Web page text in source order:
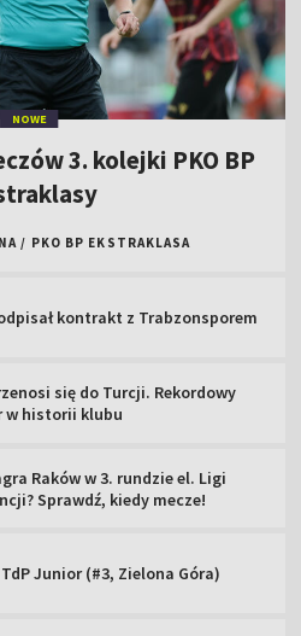
NOWE
3. kolejki PKO BP
/ PKO BP EKSTRAKLASA
kontrakt z Trabzonsporem
się do Turcji. Rekordowy
w historii klubu
Raków w 3. rundzie el. Ligi
Sprawdź, kiedy mecze!
Junior (#3, Zielona Góra)